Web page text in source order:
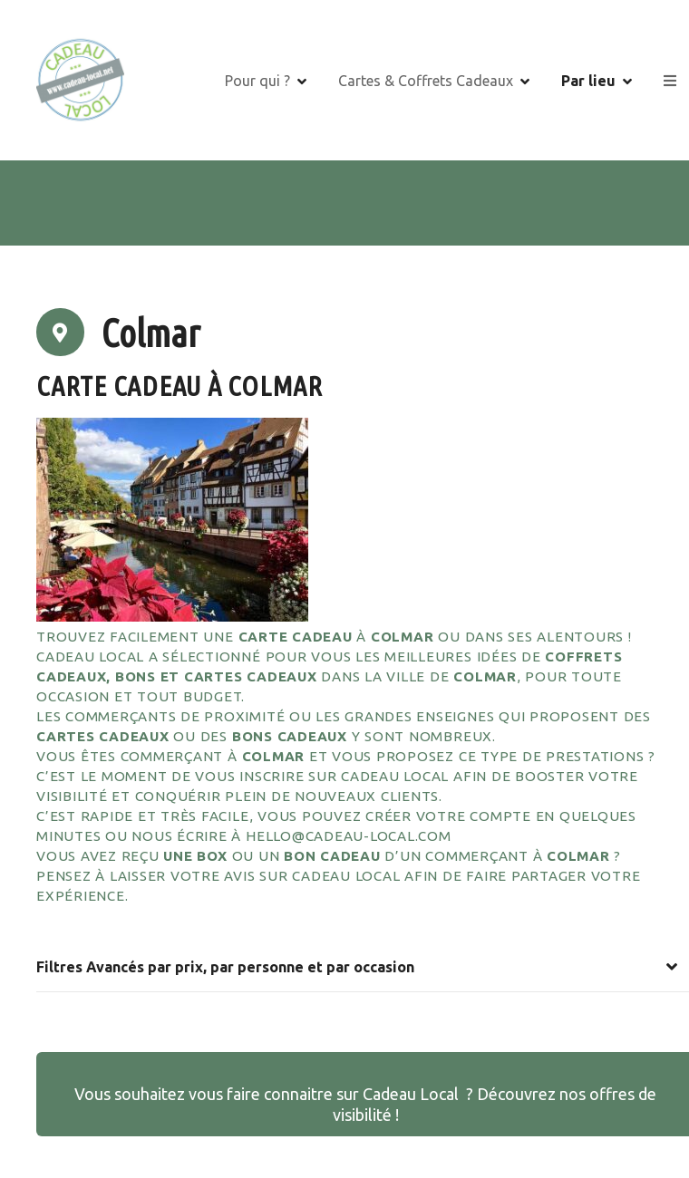
o
n
Pour qui ? Cartes & Coffrets Cadeaux Par lieu
Colmar
CARTE CADEAU À COLMAR
TROUVEZ FACILEMENT UNE CARTE CADEAU À COLMAR OU DANS SES ALENTOURS !
CADEAU LOCAL A SÉLECTIONNÉ POUR VOUS LES MEILLEURES IDÉES DE COFFRETS
CADEAUX, BONS ET CARTES CADEAUX DANS LA VILLE DE COLMAR, POUR TOUTE
OCCASION ET TOUT BUDGET.
LES COMMERÇANTS DE PROXIMITÉ OU LES GRANDES ENSEIGNES QUI PROPOSENT DES
CARTES CADEAUX OU DES BONS CADEAUX Y SONT NOMBREUX.
VOUS ÊTES COMMERÇANT À COLMAR ET VOUS PROPOSEZ CE TYPE DE PRESTATIONS ?
C’EST LE MOMENT DE VOUS INSCRIRE SUR CADEAU LOCAL AFIN DE BOOSTER VOTRE
VISIBILITÉ ET CONQUÉRIR PLEIN DE NOUVEAUX CLIENTS.
C’EST RAPIDE ET TRÈS FACILE, VOUS POUVEZ CRÉER VOTRE COMPTE EN QUELQUES
MINUTES OU NOUS ÉCRIRE À HELLO@CADEAU-LOCAL.COM
VOUS AVEZ REÇU UNE BOX OU UN BON CADEAU D’UN COMMERÇANT À COLMAR ?
PENSEZ À LAISSER VOTRE AVIS SUR CADEAU LOCAL AFIN DE FAIRE PARTAGER VOTRE
EXPÉRIENCE.
Filtres Avancés par prix, par personne et par occasion
Vous souhaitez vous faire connaitre sur Cadeau Local ? Découvrez nos offres de
visibilité !